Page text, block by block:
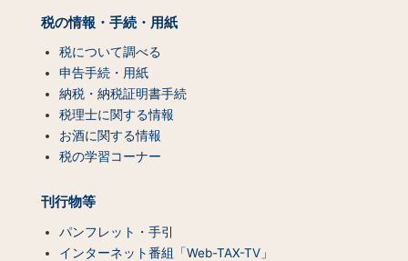
税の情報・手続・用紙
税について調べる
申告手続・用紙
納税・納税証明書手続
税理士に関する情報
お酒に関する情報
税の学習コーナー
刊行物等
パンフレット・手引
インターネット番組「Web-TAX-TV」